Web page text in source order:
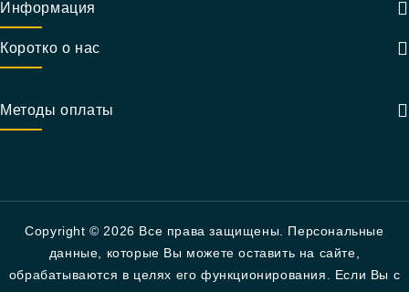
Информация
Коротко о нас
Методы оплаты
Copyright © 2026 Все права защищены. Персональные
данные, которые Вы можете оставить на сайте,
обрабатываются в целях его функционирования. Если Вы с